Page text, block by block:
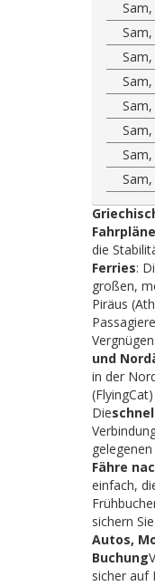
die
Ferries:
großen,
Piräus
und
in der
Die
Fähre
einfach,
sichern
Autos,
Buchung
sicher auf